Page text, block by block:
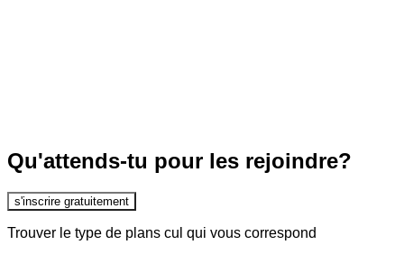
Qu'attends-tu pour les rejoindre?
s'inscrire gratuitement
Trouver le type de plans cul qui vous correspond